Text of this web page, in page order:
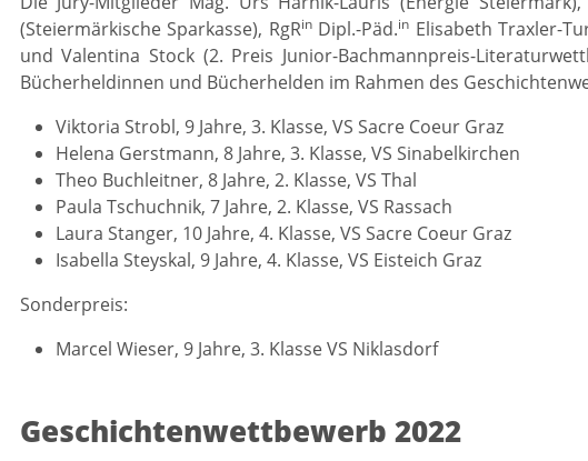
(Steiermärkische Sparkasse), RgRinDipl.-Päd.in Elisabeth Traxler-
und Valentina Stock (2. Preis Junior-Bachmannpreis-
Bücherheldinnen und Bücherhelden im Rahmen des
Viktoria Strobl, 9 Jahre, 3. Klasse, VS Sacre Coeur Graz
Helena Gerstmann, 8 Jahre, 3. Klasse, VS Sinabelkirchen
Theo Buchleitner, 8 Jahre, 2. Klasse, VS Thal
Paula Tschuchnik, 7 Jahre, 2. Klasse, VS Rassach
Laura Stanger, 10 Jahre, 4. Klasse, VS Sacre Coeur Graz
Isabella Steyskal, 9 Jahre, 4. Klasse, VS Eisteich Graz
Sonderpreis:
Marcel Wieser, 9 Jahre, 3. Klasse VS Niklasdorf
Geschichtenwettbewerb 2022